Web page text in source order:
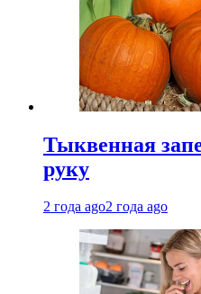
Тыквенная
руку
2 года ago2 года ago